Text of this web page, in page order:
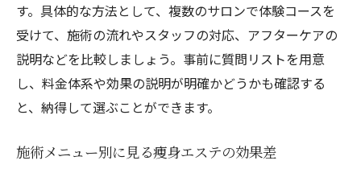
す。具体的な方法として、複数のサロンで体験コースを
受けて、施術の流れやスタッフの対応、アフターケアの
説明などを比較しましょう。事前に質問リストを用意
し、料金体系や効果の説明が明確かどうかも確認する
と、納得して選ぶことができます。
施術メニュー別に見る痩身エステの効果差